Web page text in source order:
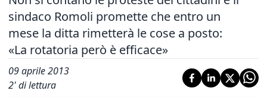
sindaco Romoli promette che entro un
mese la ditta rimetterà le cose a posto:
«La rotatoria però è efficace»
09 aprile 2013
2' di lettura